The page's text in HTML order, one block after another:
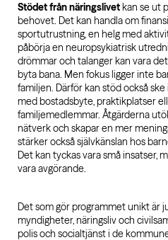
Stödet från näringslivetkan se ut
behovet. Det kan handla om
sportutrustning, en helg med
påbörja en neuropsykiatrisk
drömmar och talanger kan vara
byta bana. Men fokus ligger inte
familjen. Därför kan stöd också
med bostadsbyte, praktikplatser
familjemedlemmar. Åtgärderna
nätverk och skapar en mer
stärker också självkänslan hos
Det kan tyckas vara små insatser,
vara avgörande.
Det som gör programmet unikt är
myndigheter, näringsliv och
polis och socialtjänst i de